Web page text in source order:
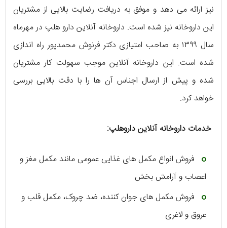
نیز ارائه می ‌دهد و موفق به دریافت رضایت بالایی از مشتریان
این داروخانه نیز شده است. داروخانه آنلاین دارو هلپ در مهرماه
سال ۱۳۹۹ به صاحب امتیازی دکتر فرنوش محمدپور راه‌ اندازی
شده است. این داروخانه آنلاین موجب سهولت کار مشتریان
شده و پیش از ارسال اجناس آن ها را با دقت بالایی بررسی
خواهد کرد.
خدمات داروخانه آنلاین داروهلپ:
فروش انواع مکمل‌ های غذایی عمومی مانند مکمل مغز و
اعصاب و آرامش بخش
فروش مکمل ‌های جوان کننده، ضد چروک، مکمل قلب و
عروق و لاغری